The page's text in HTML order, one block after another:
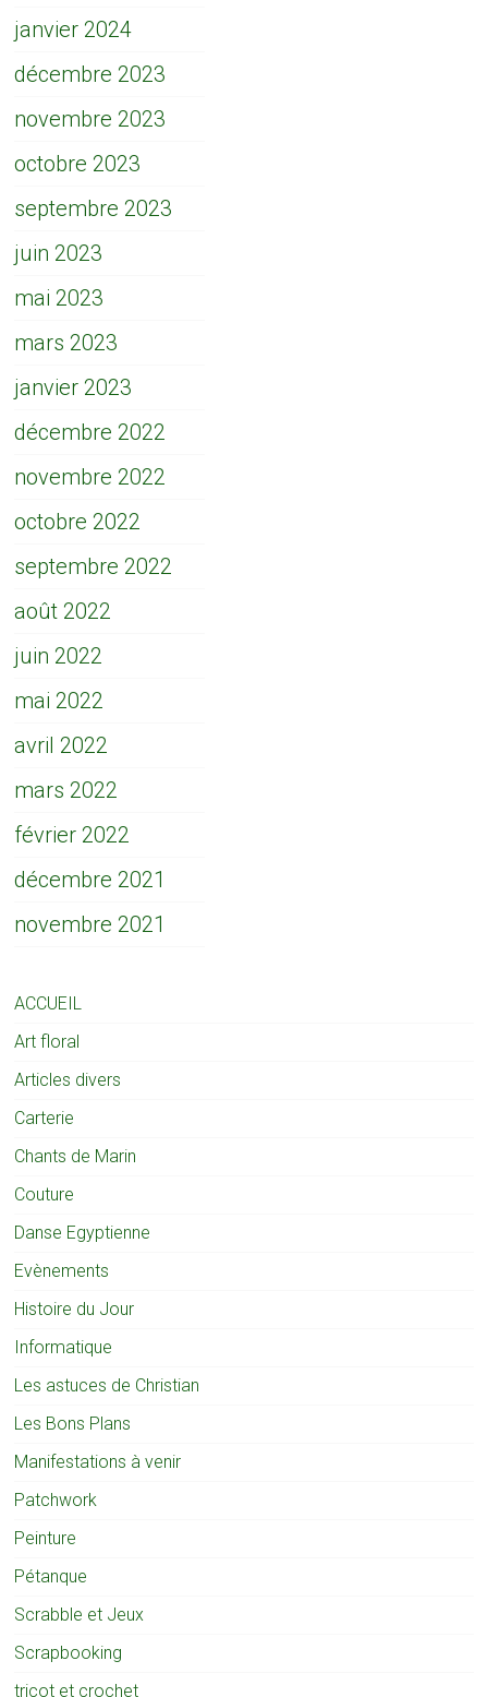
janvier 2024
décembre 2023
novembre 2023
octobre 2023
septembre 2023
juin 2023
mai 2023
mars 2023
janvier 2023
décembre 2022
novembre 2022
octobre 2022
septembre 2022
août 2022
juin 2022
mai 2022
avril 2022
mars 2022
février 2022
décembre 2021
novembre 2021
ACCUEIL
Art floral
Articles divers
Carterie
Chants de Marin
Couture
Danse Egyptienne
Evènements
Histoire du Jour
Informatique
Les astuces de Christian
Les Bons Plans
Manifestations à venir
Patchwork
Peinture
Pétanque
Scrabble et Jeux
Scrapbooking
tricot et crochet